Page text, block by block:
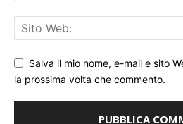
Salva il mio nome, e-mail e sito
la prossima volta che commento.